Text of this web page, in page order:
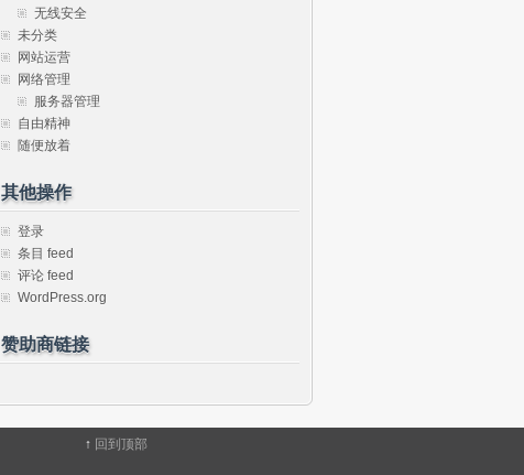
无线安全
未分类
网站运营
网络管理
服务器管理
自由精神
随便放着
其他操作
登录
条目 feed
评论 feed
WordPress.org
赞助商链接
↑ 回到顶部